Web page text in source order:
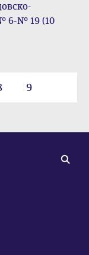
6-№ 19 (10
9